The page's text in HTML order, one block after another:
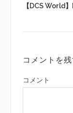
【DCS World
コメントを残
コメント